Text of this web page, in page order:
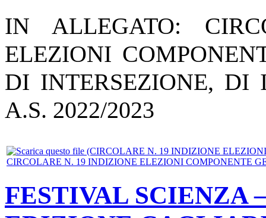
IN ALLEGATO:
ELEZIONI
DI INTERSEZIONE, DI
A.S. 2022/2023
CIRCOLARE N. 19 INDIZIONE ELEZIONI COMPONENTE
FESTIVAL SCIENZA